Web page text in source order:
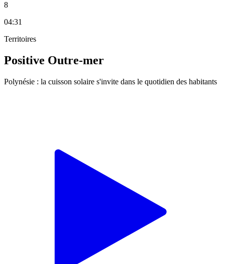
8
04:31
Territoires
Positive Outre-mer
Polynésie : la cuisson solaire s'invite dans le quotidien des habitants